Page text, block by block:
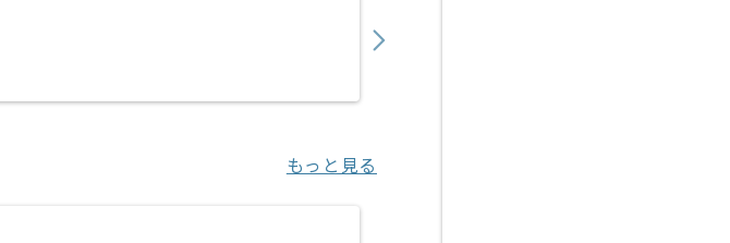
もっと見る